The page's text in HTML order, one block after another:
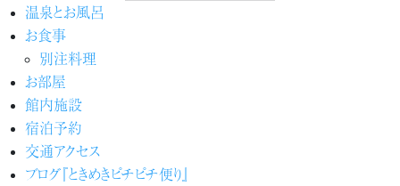
温泉とお風呂
お食事
別注料理
お部屋
館内施設
宿泊予約
交通アクセス
ブログ『ときめきピチピチ便り』